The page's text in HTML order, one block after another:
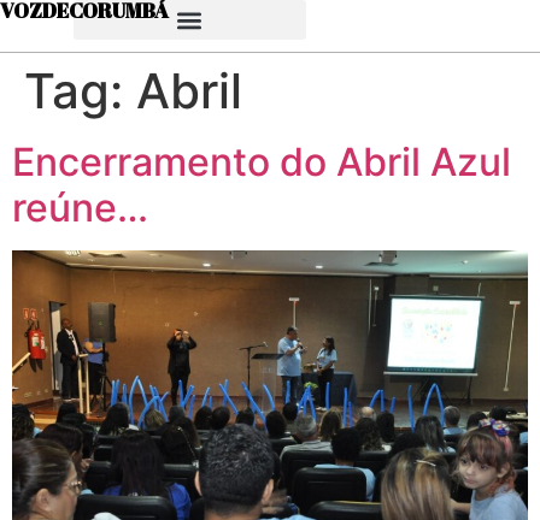
VOZDECORUMBÁ
Tag: Abril
Encerramento do Abril Azul
reúne…